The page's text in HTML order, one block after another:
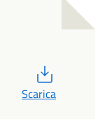
Scarica